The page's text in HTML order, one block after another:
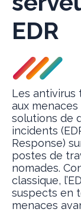
EDR
Les antivirus
aux
solutions de
incidents
Response)
postes de
nomades.
classique,
suspects en
menaces